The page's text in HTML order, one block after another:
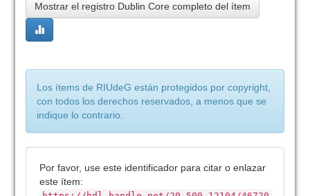
Mostrar el registro Dublin Core completo del ítem
Los ítems de RIUdeG están protegidos por copyright,
con todos los derechos reservados, a menos que se
indique lo contrario.
Por favor, use este identificador para citar o enlazar
este ítem: